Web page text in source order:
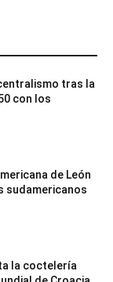
tras la
con los
de León
sudamericanos
la coctelería